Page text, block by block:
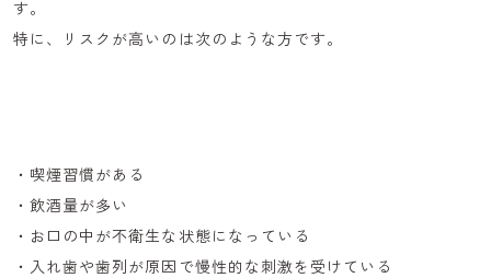
す。
特に、リスクが高いのは次のような方です。
・喫煙習慣がある
・飲酒量が多い
・お口の中が不衛生な状態になっている
・入れ歯や歯列が原因で慢性的な刺激を受けている